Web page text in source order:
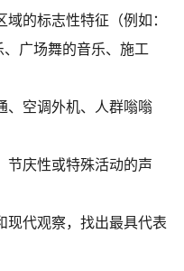
域的标志性特征（例如：
广场舞的音乐、施工
、空调外机、人群嗡嗡
节庆性或特殊活动的声
现代观察，找出最具代表